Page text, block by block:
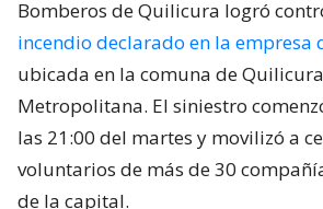
Bomberos de Quilicura logró
incendio declarado en la empresa
ubicada en la comuna de
Metropolitana. El siniestro
las 21:00 del martes y movilizó a
voluntarios de más de 30
de la capital.